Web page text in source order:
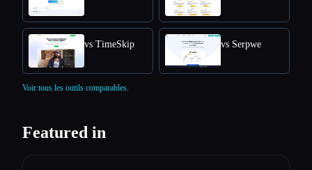
vs TimeSkip vs Serpwe
Voir tous les outils comparables.
Featured in